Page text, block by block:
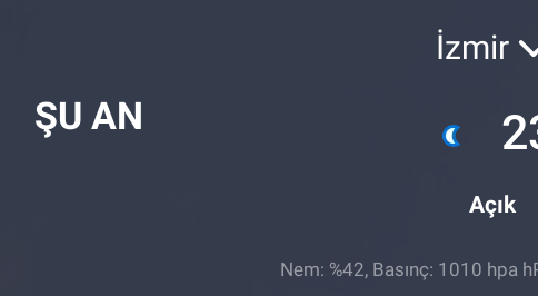
ŞU AN
İzmir
Açık
Nem: %42, Basınç: 1010 hpa